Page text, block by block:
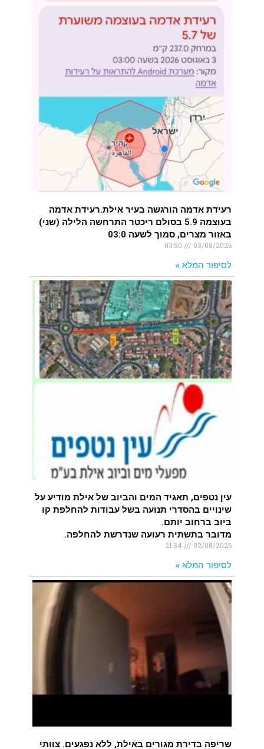
רעידת אדמה הורגשה בעיר אילת.רעידת אדמה
בעוצמה 5.9 בסולם ריכטר התרחשה הלילה (שני)
באזור מצרים, סמוך לשעה 03:0
03/08/2026
לסיפור המלא »
עין נטפים, תאגיד המים והביוב של אילת מודיע על
שינויים בהסדרי תנועה בשל עבודות להחלפת קו
ביוב ברחוב יותם.
מדובר בתשתית רעועה שנדרשת להחלפה.
02/08/2026
לסיפור המלא »
שריפה בדירת מגורים באילת, ללא נפגעים. צוותי